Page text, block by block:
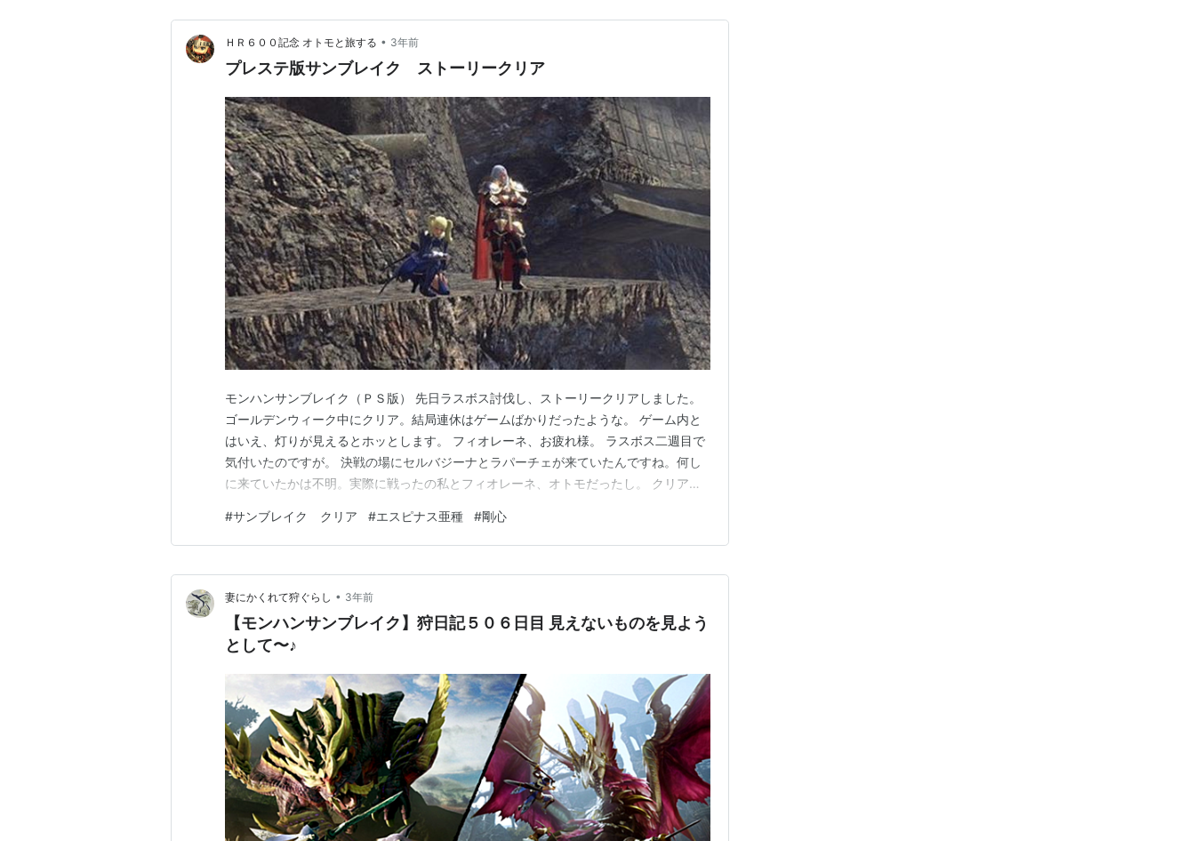
ＨＲ６００記念 オトモと旅する • 3年前
プレステ版サンブレイク ストーリークリア
モンハンサンブレイク（ＰＳ版） 先日ラスボス討伐し、ストーリークリアしました。
ゴールデンウィーク中にクリア。結局連休はゲームばかりだったような。 ゲーム内と
はいえ、灯りが見えるとホッとします。 フィオレーネ、お疲れ様。 ラスボス二週目で
気付いたのですが。 決戦の場にセルバジーナとラパーチェが来ていたんですね。何し
に来ていたかは不明。実際に戦ったの私とフィオレーネ、オトモだったし。 クリア後
ゴア、紅蓮バゼル等。アプデ分一気に来たのでどこから手をつけたら良いか迷うかと思
われますが、私はエスピナス亜種を真っ先に狩りに行きま…
#サンブレイク クリア #エスピナス亜種 #剛心
妻にかくれて狩ぐらし • 3年前
【モンハンサンブレイク】狩日記５０６日目 見えないものを見よう
として〜♪